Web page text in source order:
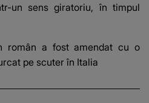
un sens giratoriu, în timpul
român a fost amendat cu o
pe scuter în Italia